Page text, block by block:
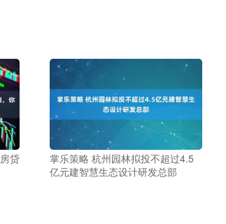
贷
掌乐策略 杭州园林拟投不超过4.5
亿元建智慧生态设计研发总部